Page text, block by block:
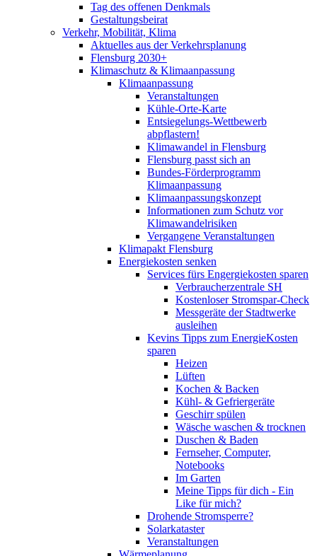
Tag des offenen Denkmals
Gestaltungsbeirat
Verkehr, Mobilität, Klima
Aktuelles aus der Verkehrsplanung
Flensburg 2030+
Klimaschutz & Klimaanpassung
Klimaanpassung
Veranstaltungen
Kühle-Orte-Karte
Entsiegelungs-Wettbewerb
abpflastern!
Klimawandel in Flensburg
Flensburg passt sich an
Bundes-Förderprogramm
Klimaanpassung
Klimaanpassungskonzept
Informationen zum Schutz vor
Klimawandelrisiken
Vergangene Veranstaltungen
Klimapakt Flensburg
Energiekosten senken
Services fürs Engergiekosten sparen
Verbraucherzentrale SH
Kostenloser Stromspar-Check
Messgeräte der Stadtwerke
ausleihen
Kevins Tipps zum EnergieKosten
sparen
Heizen
Lüften
Kochen & Backen
Kühl- & Gefriergeräte
Geschirr spülen
Wäsche waschen & trocknen
Duschen & Baden
Fernseher, Computer,
Notebooks
Im Garten
Meine Tipps für dich - Ein
Like für mich?
Drohende Stromsperre?
Solarkataster
Veranstaltungen